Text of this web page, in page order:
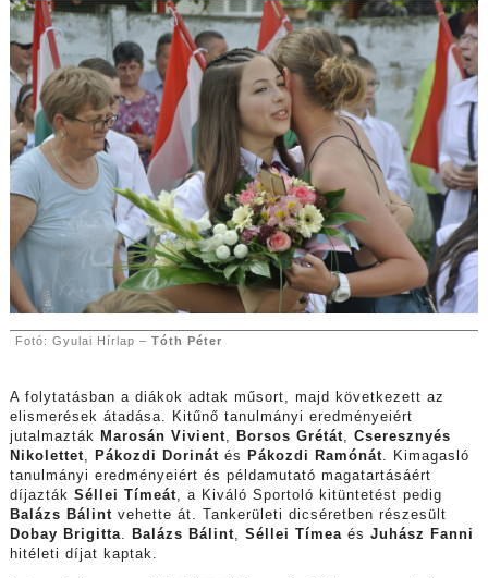
Fotó: Gyulai Hírlap – Tóth Péter
A folytatásban a diákok adtak műsort, majd következett az
elismerések átadása. Kitűnő tanulmányi eredményeiért
jutalmazták Marosán Vivient, Borsos Grétát, Cseresznyés
Nikolettet, Pákozdi Dorinát és Pákozdi Ramónát. Kimagasló
tanulmányi eredményeiért és példamutató magatartásáért
díjazták Séllei Tímeát, a Kiváló Sportoló kitüntetést pedig
Balázs Bálint vehette át. Tankerületi dicséretben részesült
Dobay Brigitta. Balázs Bálint, Séllei Tímea és Juhász Fanni
hitéleti díjat kaptak.